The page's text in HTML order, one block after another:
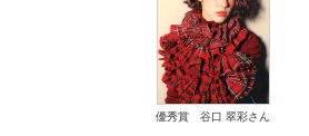
優秀賞 谷口 翠彩さん